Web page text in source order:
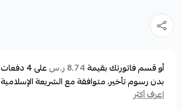
أو قسم فاتورتك بقيمة8.74 ر.س على4دفعات
بدون رسوم تأخير، متوافقة مع الشريعة الإسلامية
اعرف أكثر